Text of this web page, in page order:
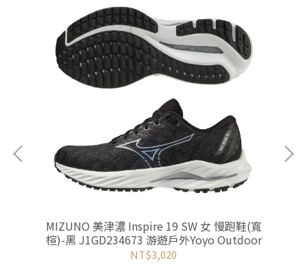
MIZUNO 美津濃 Inspire 19 SW 女 慢跑鞋(寬
楦)-黑 J1GD234673 游遊戶外Yoyo Outdoor
NT$3,020